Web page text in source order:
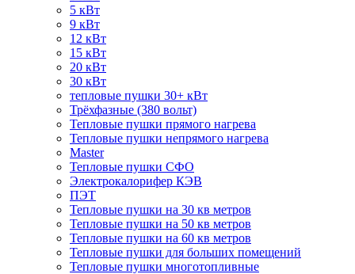
5 кВт
9 кВт
12 кВт
15 кВт
20 кВт
30 кВт
тепловые пушки 30+ кВт
Трёхфазные (380 вольт)
Тепловые пушки прямого нагрева
Тепловые пушки непрямого нагрева
Master
Тепловые пушки СФО
Электрокалорифер КЭВ
ПЭТ
Тепловые пушки на 30 кв метров
Тепловые пушки на 50 кв метров
Тепловые пушки на 60 кв метров
Тепловые пушки для больших помещений
Тепловые пушки многотопливные